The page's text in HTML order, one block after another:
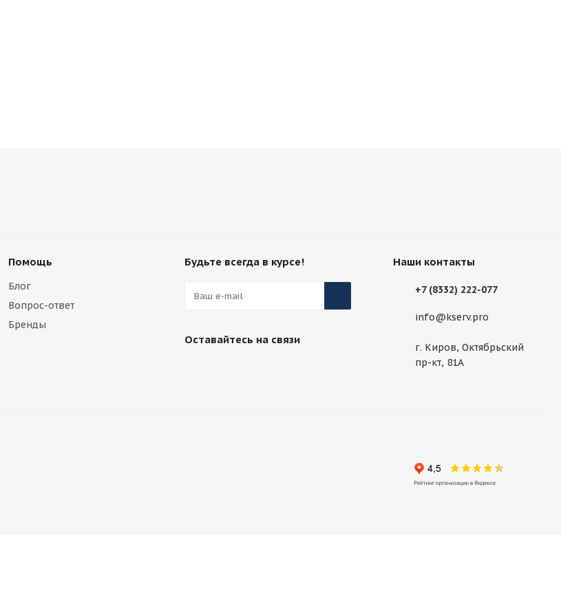
Помощь
Блог
Вопрос-ответ
Бренды
Будьте всегда в курсе!
Оставайтесь на связи
Наши контакты
+7 (8332) 222-077
info@kserv.pro
г. Киров, Октябрьский
пр-кт, 81А